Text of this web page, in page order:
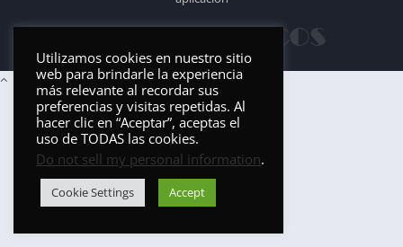
Utilizamos cookies en nuestro sitio
web para brindarle la experiencia
más relevante al recordar sus
preferencias y visitas repetidas. Al
hacer clic en “Aceptar”, aceptas el
uso de TODAS las cookies.
Do not sell my personal information.
Cookie Settings Accept